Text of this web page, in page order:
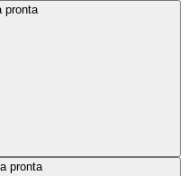
pronta
pronta